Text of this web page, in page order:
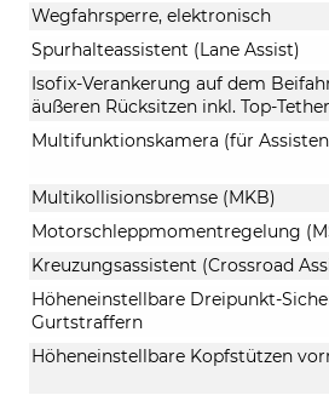
Wegfahrsperre, elektronisch
Spurhalteassistent (Lane Assist)
Isofix-Verankerung auf dem
äußeren Rücksitzen inkl. Top-Tether
Multifunktionskamera (für
Multikollisionsbremse (MKB)
Motorschleppmomentregelung
Kreuzungsassistent (Crossroad
Höheneinstellbare Dreipunkt-
Gurtstraffern
Höheneinstellbare Kopfstützen